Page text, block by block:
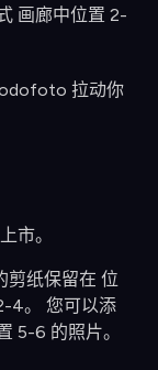
画廊中位置 2-
拉动你
市。
剪纸保留在 位
4。 您可以添
5-6 的照片。